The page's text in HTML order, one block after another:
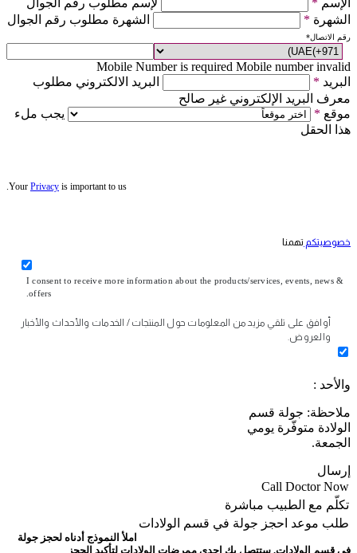
الشهرة * الشهرة مطلوب رقم الجوال
رقم الاتصال*
Mobile Number is required Mobile number invalid
البريد *
البريد الالكتروني مطلوب
معرف البريد الإلكتروني غير صالح
موقع *
يجب ملء
هذا الحقل
Your Privacy is important to us.
خصوصيتكم تهمنا
I consent to receive more information about the products/services, events, news &
offers.
أوافق على تلقي مزيد من المعلومات حول المنتجات / الخدمات والأحداث والأخبار
والعروض.
والأحد :
ملاحظة: جولة قسم
الولادة متوفّرة يومي
الجمعة.
إرسال
Call Doctor Now
تكلّم مع الطبيب مباشرة
طلب موعد احجز جولة في قسم الولادات
املأ النموذج أدناه لحجز جولة
في قسم الولادات. ستتصل بك إحدى ممرضات الولادات لتأكيد الحجز